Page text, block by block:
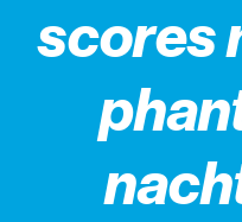
scores